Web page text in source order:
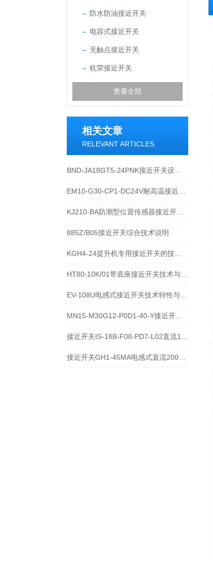
防水防油接近开关
电容式接近开关
无触点接近开关
杭荣接近开关
查看全部
相关文章
RELEVANT ARTICLES
885Z/B05接近开关综合技术说明